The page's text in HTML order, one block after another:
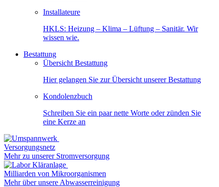
Installateure
HKLS: Heizung – Klima – Lüftung – Sanitär. Wir
wissen wie.
Bestattung
Übersicht Bestattung
Hier gelangen Sie zur Übersicht unserer Bestattung
Kondolenzbuch
Schreiben Sie ein paar nette Worte oder zünden Sie
eine Kerze an
Versorgungsnetz
Mehr zu unserer Stromversorgung
Milliarden von Mikroorganismen
Mehr über unsere Abwasserreinigung